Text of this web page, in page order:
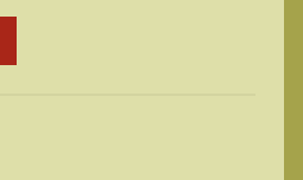
r